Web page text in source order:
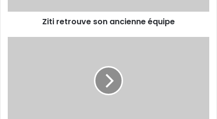
Ziti retrouve son ancienne équipe